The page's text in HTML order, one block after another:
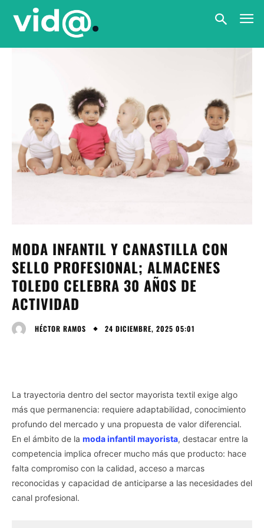
MODA INFANTIL Y CANASTILLA CON
SELLO PROFESIONAL; ALMACENES
TOLEDO CELEBRA 30 AÑOS DE
ACTIVIDAD
HÉCTOR RAMOS 24 DICIEMBRE, 2025 05:01
La trayectoria dentro del sector mayorista textil exige algo
más que permanencia: requiere adaptabilidad, conocimiento
profundo del mercado y una propuesta de valor diferencial.
En el ámbito de la moda infantil mayorista, destacar entre la
competencia implica ofrecer mucho más que producto: hace
falta compromiso con la calidad, acceso a marcas
reconocidas y capacidad de anticiparse a las necesidades del
canal profesional.